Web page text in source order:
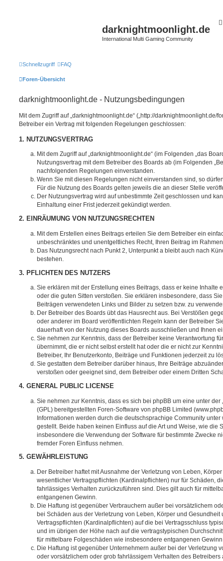
darknightmoonlight.de
International Multi Gaming Community
Schnellzugriff FAQ
Foren-Übersicht
darknightmoonlight.de - Nutzungsbedingungen
Mit dem Zugriff auf „darknightmoonlight.de“ („http://darknightmoonlight.de/
Betreiber ein Vertrag mit folgenden Regelungen geschlossen:
1. NUTZUNGSVERTRAG
Mit dem Zugriff auf „darknightmoonlight.de“ (im Folgenden „das
Nutzungsvertrag mit dem Betreiber des Boards ab (im Folgenden
nachfolgenden Regelungen einverstanden.
Wenn Sie mit diesen Regelungen nicht einverstanden sind, so
Für die Nutzung des Boards gelten jeweils die an dieser Stelle
Der Nutzungsvertrag wird auf unbestimmte Zeit geschlossen und
Einhaltung einer Frist jederzeit gekündigt werden.
2. EINRÄUMUNG VON NUTZUNGSRECHTEN
Mit dem Erstellen eines Beitrags erteilen Sie dem Betreiber ein
unbeschränktes und unentgeltliches Recht, Ihren Beitrag im
Das Nutzungsrecht nach Punkt 2, Unterpunkt a bleibt auch nach
bestehen.
3. PFLICHTEN DES NUTZERS
Sie erklären mit der Erstellung eines Beitrags, dass er keine Inhalte
oder die guten Sitten verstoßen. Sie erklären insbesondere, dass
Beiträgen verwendeten Links und Bilder zu setzen bzw. zu
Der Betreiber des Boards übt das Hausrecht aus. Bei Verstößen
oder anderer im Board veröffentlichten Regeln kann der Betreiber
dauerhaft von der Nutzung dieses Boards ausschließen und Ihnen
Sie nehmen zur Kenntnis, dass der Betreiber keine Verantwortung
übernimmt, die er nicht selbst erstellt hat oder die er nicht zur
Betreiber, Ihr Benutzerkonto, Beiträge und Funktionen jederzeit zu
Sie gestatten dem Betreiber darüber hinaus, Ihre Beiträge
verstoßen oder geeignet sind, dem Betreiber oder einem Dritten
4. GENERAL PUBLIC LICENSE
Sie nehmen zur Kenntnis, dass es sich bei phpBB um eine unter der
(GPL) bereitgestellten Foren-Software von phpBB Limited
Informationen werden durch die deutschsprachige Community unter
gestellt. Beide haben keinen Einfluss auf die Art und Weise, wie die
insbesondere die Verwendung der Software für bestimmte Zwecke
fremder Foren Einfluss nehmen.
5. GEWÄHRLEISTUNG
Der Betreiber haftet mit Ausnahme der Verletzung von Leben,
wesentlicher Vertragspflichten (Kardinalpflichten) nur für Schäden,
fahrlässiges Verhalten zurückzuführen sind. Dies gilt auch für
entgangenen Gewinn.
Die Haftung ist gegenüber Verbrauchern außer bei vorsätzlichem
bei Schäden aus der Verletzung von Leben, Körper und
Vertragspflichten (Kardinalpflichten) auf die bei Vertragsschluss
und im übrigen der Höhe nach auf die vertragstypischen
für mittelbare Folgeschäden wie insbesondere entgangenen
Die Haftung ist gegenüber Unternehmern außer bei der Verletzung
oder vorsätzlichem oder grob fahrlässigem Verhalten des Betreibers